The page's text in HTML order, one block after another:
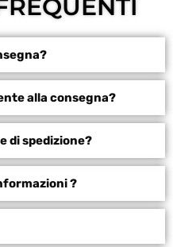
alla consegna?
di spedizione?
?